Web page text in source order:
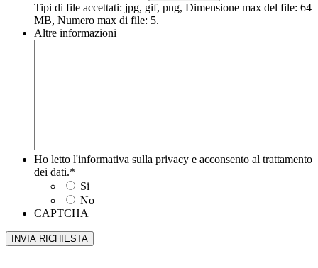
Tipi di file accettati: jpg, gif, png, Dimensione max del file: 64
MB, Numero max di file: 5.
Altre informazioni
Ho letto l'informativa sulla privacy e acconsento al trattamento
dei dati.*
Si
No
CAPTCHA